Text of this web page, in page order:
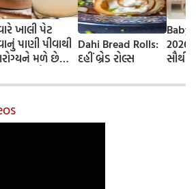
ખાલી પેટ
પાણી પીવાથી
મળે છે
તેના ફાયદા
ઉપયોગ કરવાની
રીત
Dahi Bread Rolls:
દહીં બ્રેડ રોલ્સ
Baby